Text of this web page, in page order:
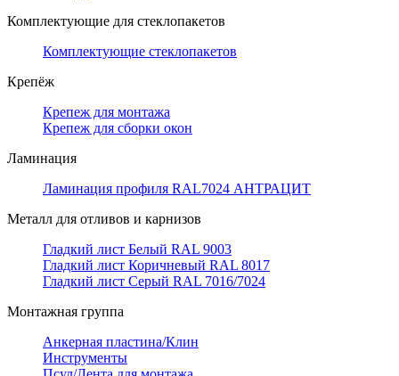
Комплектующие для стеклопакетов
Комплектующие стеклопакетов
Крепёж
Крепеж для монтажа
Крепеж для сборки окон
Ламинация
Ламинация профиля RAL7024 АНТРАЦИТ
Металл для отливов и карнизов
Гладкий лист Белый RAL 9003
Гладкий лист Коричневый RAL 8017
Гладкий лист Серый RAL 7016/7024
Монтажная группа
Анкерная пластина/Клин
Инструменты